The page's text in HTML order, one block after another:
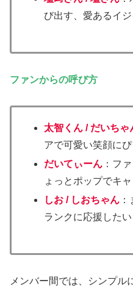
び出す、愛あるイジ
ファンからの呼び方
太智くん / だいちゃ
アで可愛い笑顔に
だいてぃーん ：フ
ょっとポップでキ
しお / しおちゃん
ランクに応援したい
メンバー間では、シンプル